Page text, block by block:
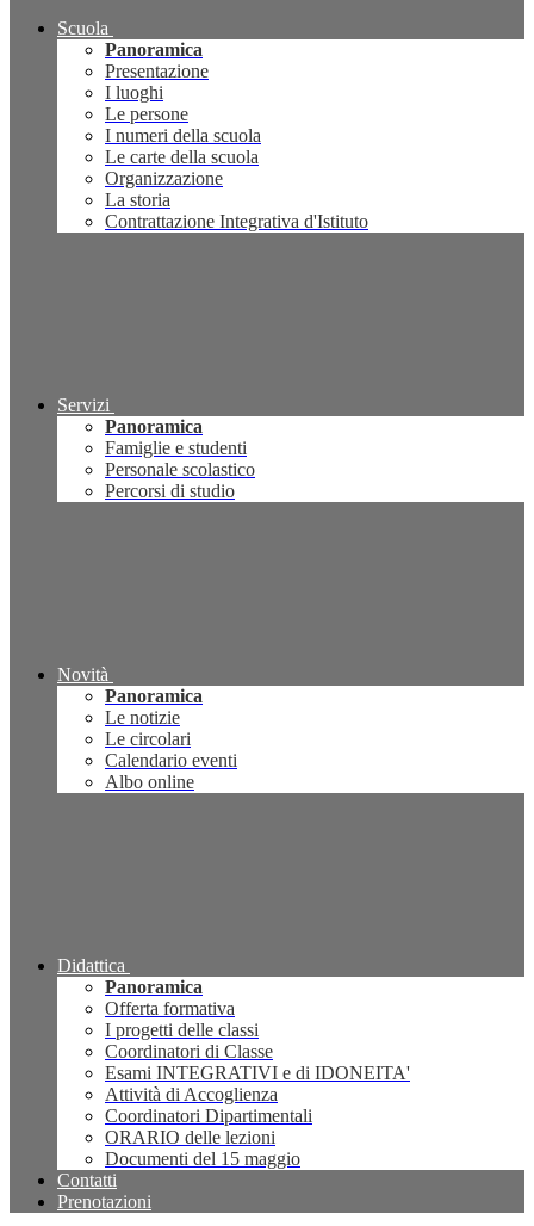
Scuola
Panoramica
Presentazione
I luoghi
Le persone
I numeri della scuola
Le carte della scuola
Organizzazione
La storia
Contrattazione Integrativa d'Istituto
Servizi
Panoramica
Famiglie e studenti
Personale scolastico
Percorsi di studio
Novità
Panoramica
Le notizie
Le circolari
Calendario eventi
Albo online
Didattica
Panoramica
Offerta formativa
I progetti delle classi
Coordinatori di Classe
Esami INTEGRATIVI e di IDONEITA'
Attività di Accoglienza
Coordinatori Dipartimentali
ORARIO delle lezioni
Documenti del 15 maggio
Contatti
Prenotazioni